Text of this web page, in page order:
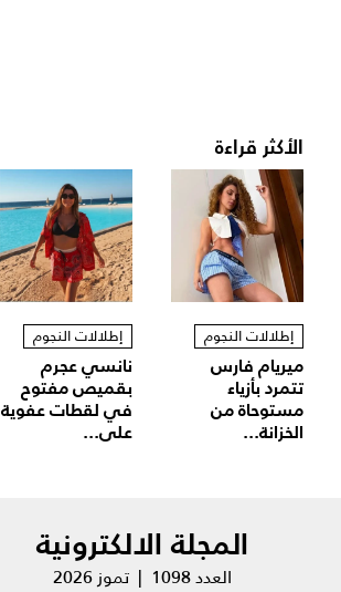
الأكثر قراءة
إطلالات النجوم
ميريام فارس
تتمرد بأزياء
مستوحاة من
الخزانة...
إطلالات النجوم
نانسي عجرم
بقميص مفتوح
في لقطات عفوية
على...
المجلة الالكترونية
العدد 1098 | تموز 2026